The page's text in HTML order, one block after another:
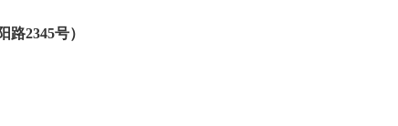
2345号）